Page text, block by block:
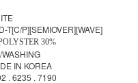
P][SEMIOVER][WAVE]
30%
IN KOREA
. 6235 . 7190